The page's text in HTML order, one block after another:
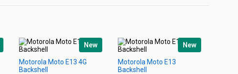
New
Motorola Moto E13 4G
Backshell
New
Motorola Moto E13
Backshell